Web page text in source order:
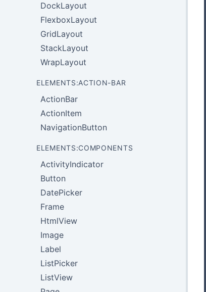
DockLayout
FlexboxLayout
GridLayout
StackLayout
WrapLayout
ELEMENTS:ACTION-BAR
ActionBar
ActionItem
NavigationButton
ELEMENTS:COMPONENTS
ActivityIndicator
Button
DatePicker
Frame
HtmlView
Image
Label
ListPicker
ListView